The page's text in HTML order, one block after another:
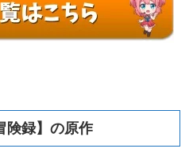
険録】の原作